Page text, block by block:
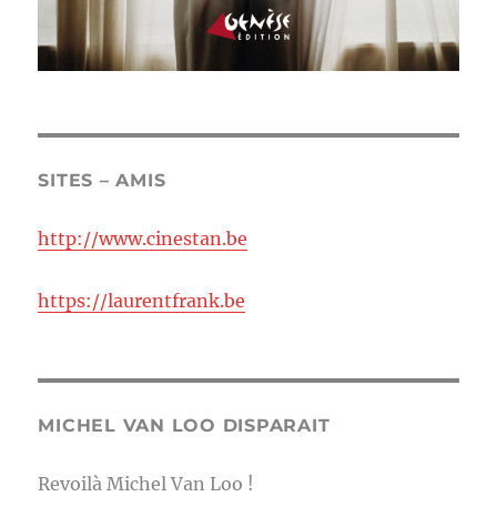
SITES – AMIS
http://www.cinestan.be
https://laurentfrank.be
MICHEL VAN LOO DISPARAIT
Revoilà Michel Van Loo !